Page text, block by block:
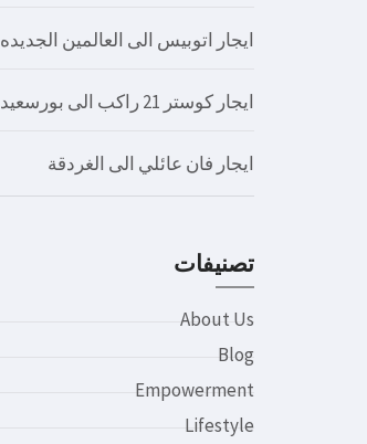
ايجار اتوبيس الى العالمين الجديده
ايجار كوستر 21 راكب الى بورسعيد
ايجار فان عائلي الى الغردقة
تصنيفات
About Us
Blog
Empowerment
Lifestyle